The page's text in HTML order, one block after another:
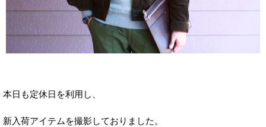
本日も定休日を利用し、
新入荷アイテムを撮影しておりました。